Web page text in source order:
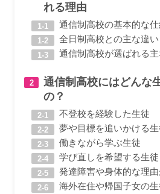
れる理由
通信制高校の基本的な
全日制高校との主な違い
通信制高校が選ばれる
通信制高校にはどんな
の？
不登校を経験した生徒
夢や目標を追いかける生
働きながら学ぶ生徒
学び直しを希望する生徒
発達障害や身体的な理
海外在住や帰国子女の生